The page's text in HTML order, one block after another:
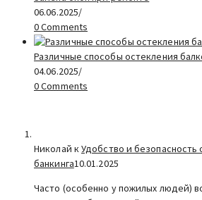
06.06.2025/
0 Comments
Различные способы остекления
04.06.2025/
0 Comments
Николай кУдобство и безопасность
банкинга10.01.2025
Часто (особенно у пожилых людей)